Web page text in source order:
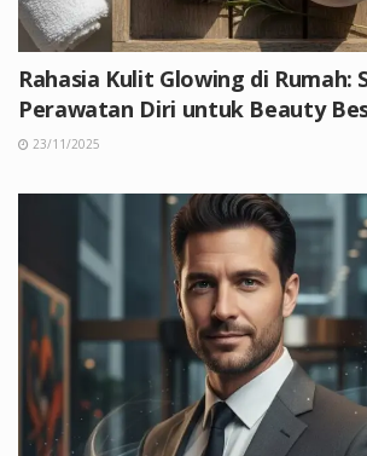
Rahasia Kulit Glowing di Rumah:
Perawatan Diri untuk Beauty
23/11/2025